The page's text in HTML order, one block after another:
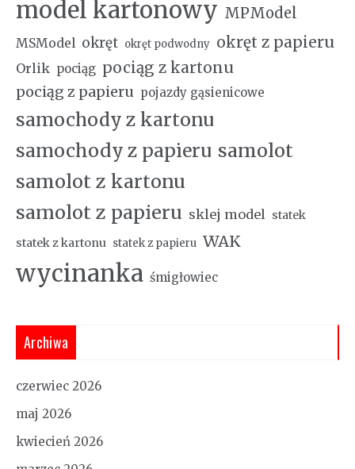
model kartonowy MPModel
MSModel okręt okręt podwodny okręt z papieru
Orlik pociąg pociąg z kartonu
pociąg z papieru pojazdy gąsienicowe
samochody z kartonu
samochody z papieru samolot
samolot z kartonu
samolot z papieru sklej model
statek
statek z kartonu statek z papieru WAK
wycinanka śmigłowiec
Archiwa
czerwiec 2026
maj 2026
kwiecień 2026